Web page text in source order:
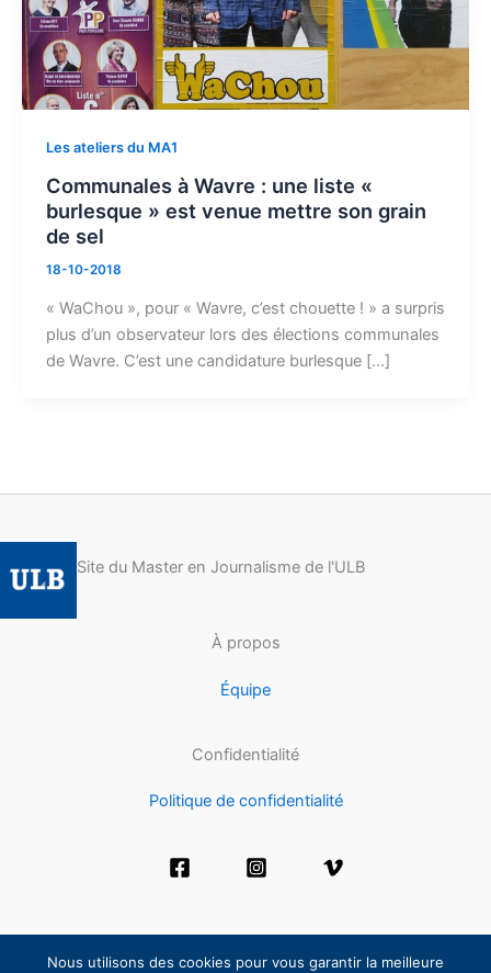
Les ateliers du MA1
Communales à Wavre : une liste «
burlesque » est venue mettre son grain
de sel
18-10-2018
« WaChou », pour « Wavre, c’est chouette ! » a surpris
plus d’un observateur lors des élections communales
de Wavre. C’est une candidature burlesque […]
Site du Master en Journalisme de l'ULB
À propos
Équipe
Confidentialité
Politique de confidentialité
Nous utilisons des cookies pour vous garantir la meilleure